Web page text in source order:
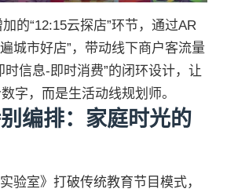
的“12:15云探店”环节，通过AR
城市好店”，带动线下商户客流量
时信息-即时消费”的闭环设计，让
字，而是生活动线规划师。
编排：家庭时光的
验室》打破传统教育节目模式，